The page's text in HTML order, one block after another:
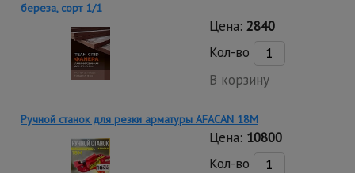
береза, сорт 1/1
Цена: 2840
Кол-во
В корзину
Ручной станок для резки арматуры AFACAN 18M
Цена: 10800
Кол-во